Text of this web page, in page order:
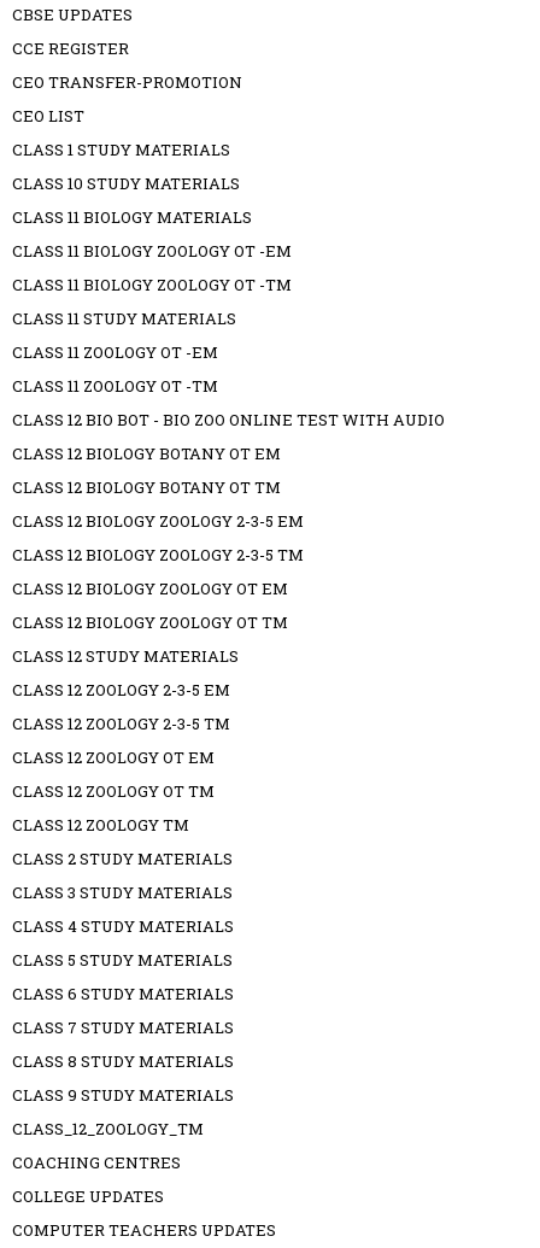
CBSE UPDATES
CCE REGISTER
CEO TRANSFER-PROMOTION
CEO LIST
CLASS 1 STUDY MATERIALS
CLASS 10 STUDY MATERIALS
CLASS 11 BIOLOGY MATERIALS
CLASS 11 BIOLOGY ZOOLOGY OT -EM
CLASS 11 BIOLOGY ZOOLOGY OT -TM
CLASS 11 STUDY MATERIALS
CLASS 11 ZOOLOGY OT -EM
CLASS 11 ZOOLOGY OT -TM
CLASS 12 BIO BOT - BIO ZOO ONLINE TEST WITH AUDIO
CLASS 12 BIOLOGY BOTANY OT EM
CLASS 12 BIOLOGY BOTANY OT TM
CLASS 12 BIOLOGY ZOOLOGY 2-3-5 EM
CLASS 12 BIOLOGY ZOOLOGY 2-3-5 TM
CLASS 12 BIOLOGY ZOOLOGY OT EM
CLASS 12 BIOLOGY ZOOLOGY OT TM
CLASS 12 STUDY MATERIALS
CLASS 12 ZOOLOGY 2-3-5 EM
CLASS 12 ZOOLOGY 2-3-5 TM
CLASS 12 ZOOLOGY OT EM
CLASS 12 ZOOLOGY OT TM
CLASS 12 ZOOLOGY TM
CLASS 2 STUDY MATERIALS
CLASS 3 STUDY MATERIALS
CLASS 4 STUDY MATERIALS
CLASS 5 STUDY MATERIALS
CLASS 6 STUDY MATERIALS
CLASS 7 STUDY MATERIALS
CLASS 8 STUDY MATERIALS
CLASS 9 STUDY MATERIALS
CLASS_12_ZOOLOGY_TM
COACHING CENTRES
COLLEGE UPDATES
COMPUTER TEACHERS UPDATES